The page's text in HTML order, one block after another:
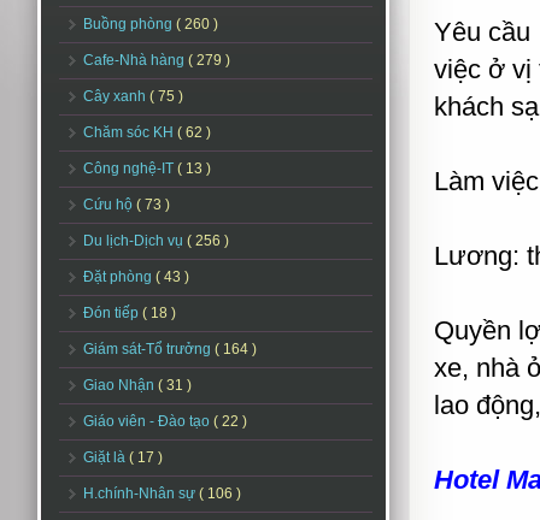
Buồng phòng ( 260 )
Cafe-Nhà hàng ( 279 )
Cây xanh ( 75 )
Chăm sóc KH ( 62 )
Công nghệ-IT ( 13 )
Cứu hộ ( 73 )
Du lịch-Dịch vụ ( 256 )
Đặt phòng ( 43 )
Đón tiếp ( 18 )
Giám sát-Tổ trưởng ( 164 )
Giao Nhận ( 31 )
Giáo viên - Đào tạo ( 22 )
Giặt là ( 17 )
H.chính-Nhân sự ( 106 )
Yêu cầu
việc ở vị
khách
Làm
Lương:
Quyền
xe, nhà
lao
Hotel